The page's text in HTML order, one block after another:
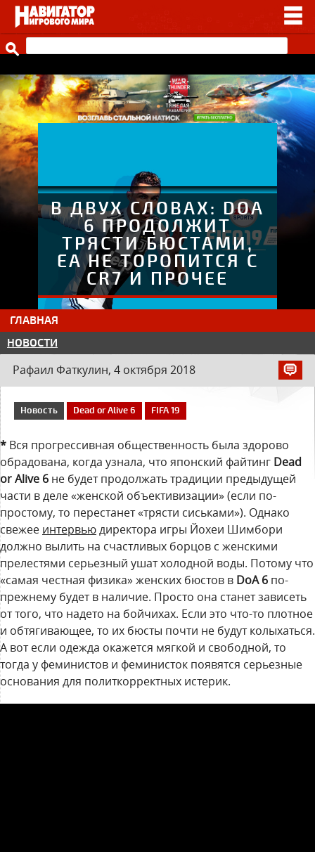
ВИДЕО
СТАТЬИ
ИГРЫ
ПРОЧЕЕ
ИГРЫ ОТ НАШИХ
В ДВУХ СЛОВАХ: DOA
6 ПРОДОЛЖИТ
ТРЯСТИ БЮСТАМИ,
EA НЕ ТОРОПИТСЯ С
CR7 И ПРОЧЕЕ
ГЛАВНАЯ
НОВОСТИ
Рафаил Фаткулин, 4 октября 2018
Новость Dead or Alive 6 FIFA 19
* Вся прогрессивная общественность была здорово
обрадована, когда узнала, что японский файтинг Dead
or Alive 6 не будет продолжать традиции предыдущей
части в деле «женской объективизации» (если по-
простому, то перестанет «трясти сиськами»). Однако
свежее интервьюдиректора игры Йохеи Шимбори
должно вылить на счастливых борцов с женскими
прелестями серьезный ушат холодной воды. Потому что
«самая честная физика» женских бюстов в DoA 6 по-
прежнему будет в наличие. Просто она станет зависеть
от того, что надето на бойчихах. Если это что-то плотное
и обтягивающее, то их бюсты почти не будут колыхаться.
А вот если одежда окажется мягкой и свободной, то
тогда у феминистов и феминисток появятся серьезные
основания для политкорректных истерик.